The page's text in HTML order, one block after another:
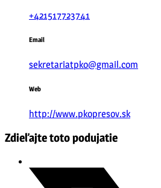
+421517723741
Email
sekretariatpko@gmail.com
Web
http://www.pkopresov.sk
Zdieľajte toto podujatie